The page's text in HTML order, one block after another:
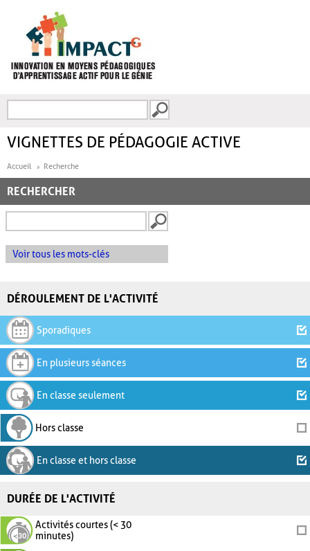
FORMULAIRE DE
VIGNETTES DE PÉDAGOGIE ACTIVE
Accueil Recherche
RECHERCHER
Voir tous les mots-clés
DÉROULEMENT DE L'ACTIVITÉ
Sporadiques
En plusieurs séances
En classe seulement
Hors classe
En classe et hors classe
DURÉE DE L'ACTIVITÉ
Activités courtes (< 30
minutes)